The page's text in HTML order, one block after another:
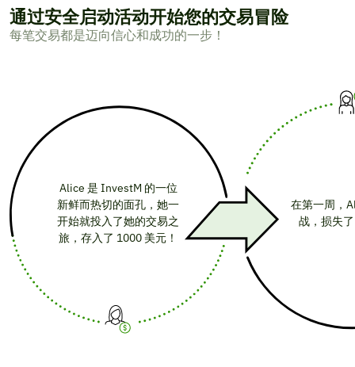
通过安全启动活动开始您的交易冒险
每笔交易都是迈向信心和成功的一步！
Alice 是 InvestM 的一位
新鲜而热切的面孔，她一
开始就投入了她的交易之
旅，存入了 1000 美元！
在第一周，
战，损失